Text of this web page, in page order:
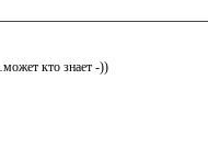
кто знает -))